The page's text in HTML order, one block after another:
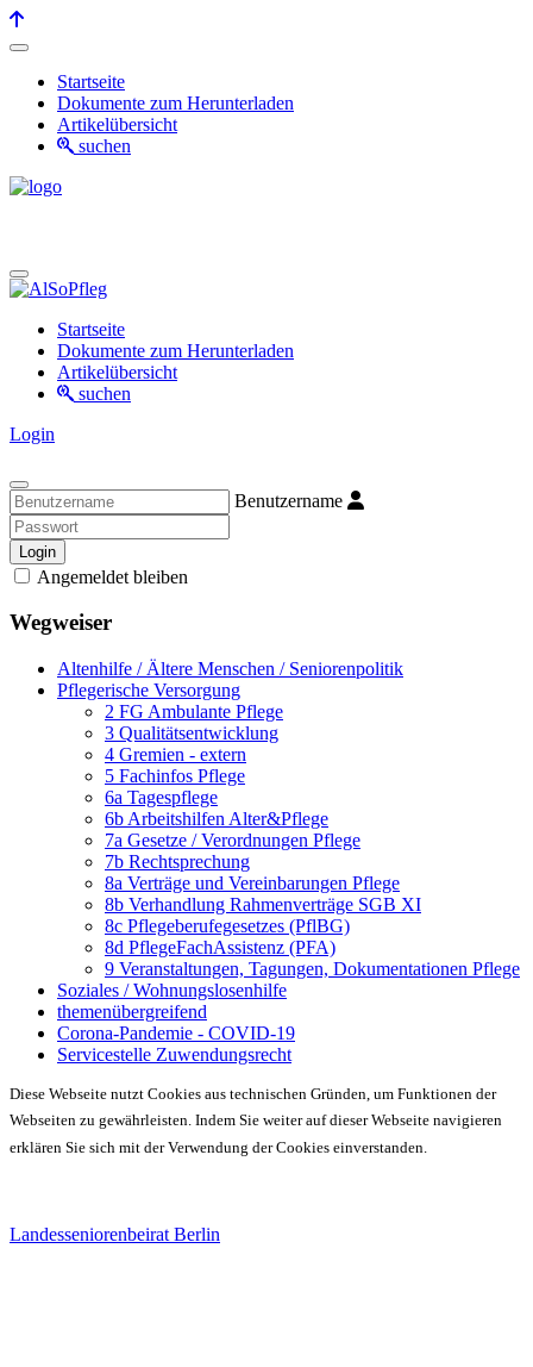
Startseite
Dokumente zum Herunterladen
Artikelübersicht
suchen
Startseite
Dokumente zum Herunterladen
Artikelübersicht
suchen
Login
Benutzername
Login
Angemeldet bleiben
Wegweiser
Altenhilfe / Ältere Menschen / Seniorenpolitik
Pflegerische Versorgung
2 FG Ambulante Pflege
3 Qualitätsentwicklung
4 Gremien - extern
5 Fachinfos Pflege
6a Tagespflege
6b Arbeitshilfen Alter&Pflege
7a Gesetze / Verordnungen Pflege
7b Rechtsprechung
8a Verträge und Vereinbarungen Pflege
8b Verhandlung Rahmenverträge SGB XI
8c Pflegeberufegesetzes (PflBG)
8d PflegeFachAssistenz (PFA)
9 Veranstaltungen, Tagungen, Dokumentationen Pflege
Soziales / Wohnungslosenhilfe
themenübergreifend
Corona-Pandemie - COVID-19
Servicestelle Zuwendungsrecht
Diese Webseite nutzt Cookies aus technischen Gründen, um Funktionen der
Webseiten zu gewährleisten. Indem Sie weiter auf dieser Webseite navigieren
erklären Sie sich mit der Verwendung der Cookies einverstanden.
Landesseniorenbeirat Berlin